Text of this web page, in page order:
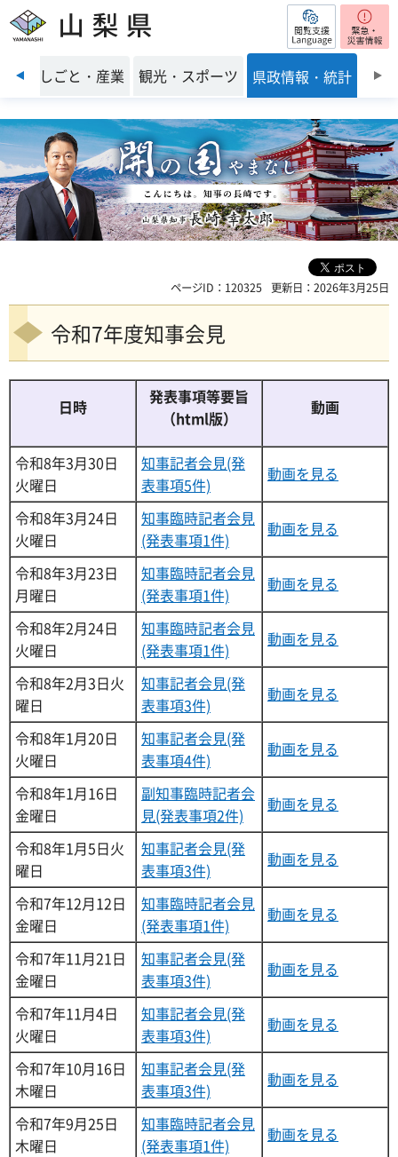
山梨県 閲覧支援
前のスライドを表示
境 しごと・産業 観光・スポーツ 県政情報・統計
ページID：120325 更新日：2026年3月25日
令和7年度知事会見
日時
発表事項等要旨
（html版）
動画
令和8年3月30日
火曜日
知事記者会見(発
表事項5件)
動画を見る
令和8年3月24日
火曜日
知事臨時記者会見
(発表事項1件)
動画を見る
令和8年3月23日
月曜日
知事臨時記者会見
(発表事項1件)
動画を見る
令和8年2月24日
火曜日
知事臨時記者会見
(発表事項1件)
動画を見る
令和8年2月3日火
曜日
知事記者会見(発
表事項3件)
動画を見る
令和8年1月20日
火曜日
知事記者会見(発
表事項4件)
動画を見る
令和8年1月16日
金曜日
副知事臨時記者会
見(発表事項2件)
動画を見る
令和8年1月5日火
曜日
知事記者会見(発
表事項3件)
動画を見る
令和7年12月12日
金曜日
知事臨時記者会見
(発表事項1件)
動画を見る
令和7年11月21日
金曜日
知事記者会見(発
表事項3件)
動画を見る
令和7年11月4日
火曜日
知事記者会見(発
表事項3件)
動画を見る
令和7年10月16日
木曜日
知事記者会見(発
表事項3件)
動画を見る
令和7年9月25日
木曜日
知事臨時記者会見
(発表事項1件)
動画を見る